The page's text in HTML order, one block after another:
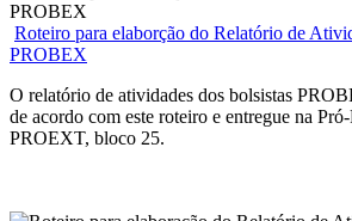
Roteiro para elaborção do Relatório de
PROBEX
O relatório de atividades dos bolsistas
de acordo com este roteiro e entregue na
PROEXT, bloco 25.